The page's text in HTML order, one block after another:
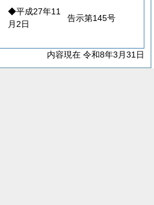
◆平成27年11
月2日
告示第145号
内容現在 令和8年3月31日